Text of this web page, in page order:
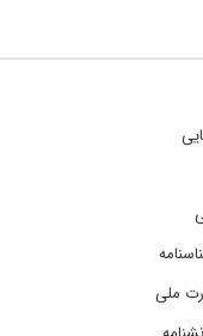
ملی